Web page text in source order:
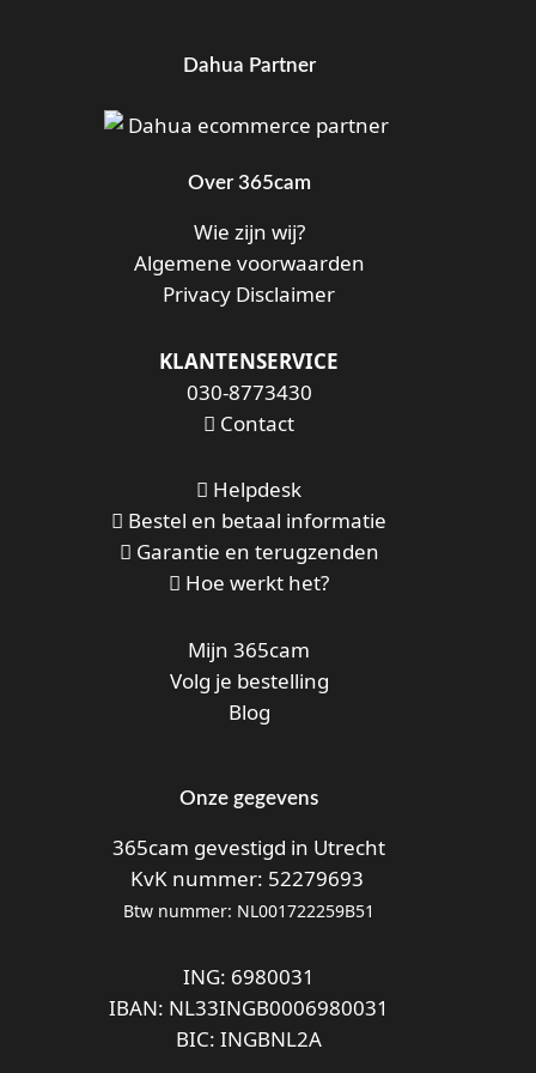
Dahua Partner
Over 365cam
Wie zijn wij?
Algemene voorwaarden
Privacy Disclaimer
KLANTENSERVICE
030-8773430
Contact
Helpdesk
Bestel en betaal informatie
Garantie en terugzenden
Hoe werkt het?
Mijn 365cam
Volg je bestelling
Blog
Onze gegevens
365cam gevestigd in Utrecht
KvK nummer: 52279693
Btw nummer: NL001722259B51
ING: 6980031
IBAN: NL33INGB0006980031
BIC: INGBNL2A